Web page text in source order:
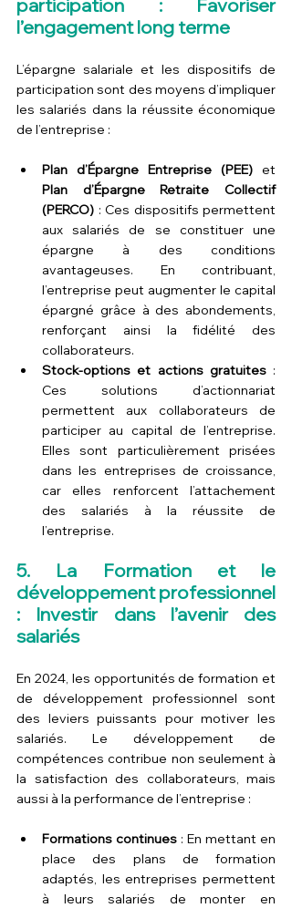
participation : Favoriser
l’engagement long terme
L’épargne salariale et les dispositifs de
participation sont des moyens d’impliquer
les salariés dans la réussite économique
de l’entreprise :
Plan d’Épargne Entreprise (PEE)
Plan d’Épargne Retraite Collectif
(PERCO) : Ces dispositifs permettent
aux salariés de se constituer une
épargne à des conditions
avantageuses. En contribuant,
l’entreprise peut augmenter le capital
épargné grâce à des abondements,
renforçant ainsi la fidélité des
collaborateurs.
Stock-options et actions gratuites :
Ces solutions d’actionnariat
permettent aux collaborateurs de
participer au capital de l’entreprise.
Elles sont particulièrement prisées
dans les entreprises de croissance,
car elles renforcent l’attachement
des salariés à la réussite de
l’entreprise.
5. La Formation et le
développement professionnel
: Investir dans l’avenir des
salariés
En 2024, les opportunités de formation et
de développement professionnel sont
des leviers puissants pour motiver les
salariés. Le développement de
compétences contribue non seulement à
la satisfaction des collaborateurs, mais
aussi à la performance de l’entreprise :
Formations continues : En mettant en
place des plans de formation
adaptés, les entreprises permettent
à leurs salariés de monter en